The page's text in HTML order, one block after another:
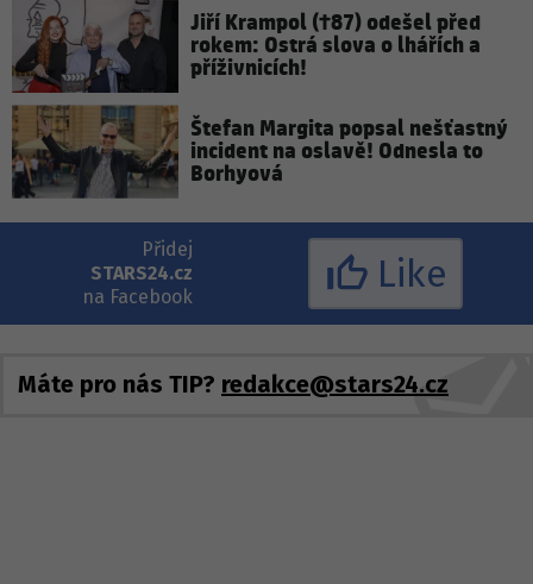
Jiří Krampol (†87) odešel před
rokem: Ostrá slova o lhářích a
příživnicích!
Štefan Margita popsal nešťastný
incident na oslavě! Odnesla to
Borhyová
Přidej
STARS24.cz
na Facebook
Like
Máte pro nás TIP? redakce@stars24.cz